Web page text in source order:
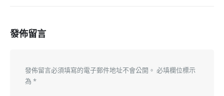
發佈留言
發佈留言必須填寫的電子郵件地址不會公開。 必填欄位標示
為 *